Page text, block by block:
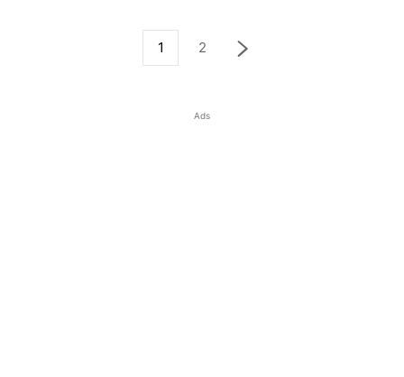
1 2
Ads